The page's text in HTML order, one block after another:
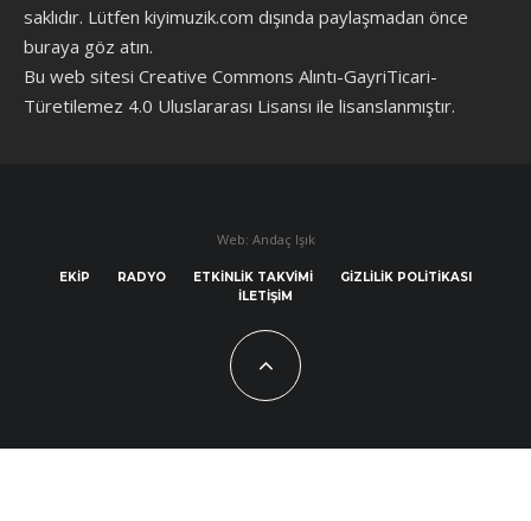
saklıdır. Lütfen kiyimuzik.com dışında paylaşmadan önce
buraya göz atın.
Bu web sitesi Creative Commons Alıntı-GayriTicari-
Türetilemez 4.0 Uluslararası Lisansı ile lisanslanmıştır.
Web: Andaç Işık
EKIP RADYO ETKINLIK TAKVIMI
GIZLILIK POLITIKASI
İLETIŞIM